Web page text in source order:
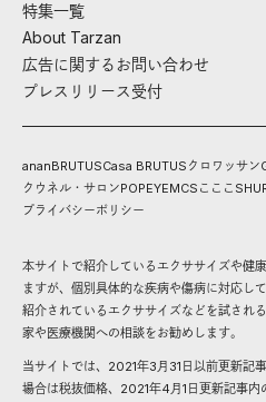
特集一覧
About Tarzan
広告に関するお問い合わせ
プレスリリース受付
ananBRUTUSCasa BRUTUS クロワッサン
クウネル・サロンPOPEYEMCS こここ
プライバシーポリシー
本サイトで紹介しているエクササイズや健
ますが、個別具体的な疾病や傷病に対応して
紹介されているエクササイズなどを試され
家や医療機関への相談をお勧めします。
当サイトでは、2021年3月31日以前更新記
場合は税抜価格、2021年4月1日更新記事